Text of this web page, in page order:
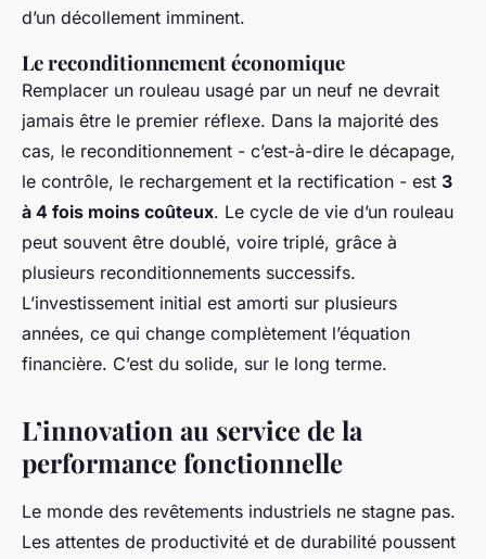
d’un décollement imminent.
Le reconditionnement économique
Remplacer un rouleau usagé par un neuf ne devrait
jamais être le premier réflexe. Dans la majorité des
cas, le reconditionnement - c’est-à-dire le décapage,
le contrôle, le rechargement et la rectification - est 3
à 4 fois moins coûteux. Le cycle de vie d’un rouleau
peut souvent être doublé, voire triplé, grâce à
plusieurs reconditionnements successifs.
L’investissement initial est amorti sur plusieurs
années, ce qui change complètement l’équation
financière. C’est du solide, sur le long terme.
L’innovation au service de la
performance fonctionnelle
Le monde des revêtements industriels ne stagne pas.
Les attentes de productivité et de durabilité poussent